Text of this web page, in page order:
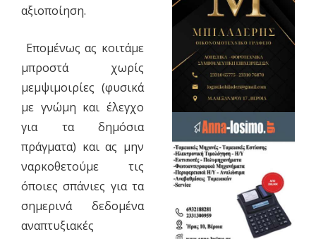
αξιοποίηση.
Επομένως ας κοιτάμε
μπροστά χωρίς
μεμψιμοιρίες (φυσικά
με γνώμη και έλεγχο
για τα δημόσια
πράγματα) και ας μην
ναρκοθετούμε τις
όποιες σπάνιες για τα
σημερινά δεδομένα
αναπτυξιακές